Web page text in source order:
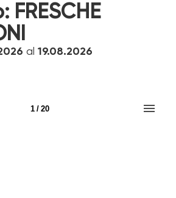
FRESCHE
al 19.08.2026